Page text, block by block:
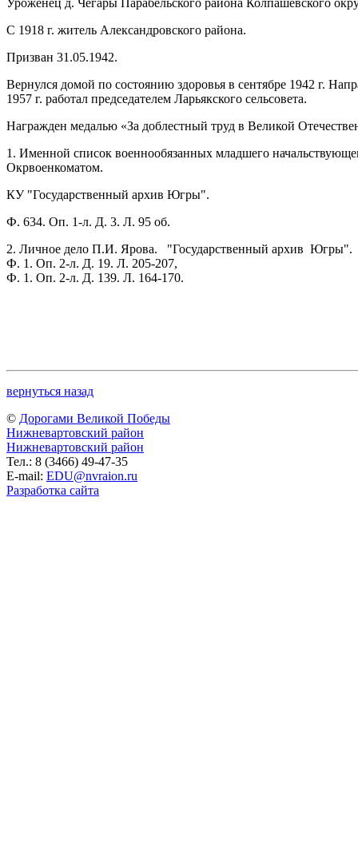
С 1918 г. житель Александровского района.
Призван 31.05.1942.
Вернулся домой по состоянию здоровья в сентябре 1942 г.
1957 г. работал председателем Ларьякского сельсовета.
Награжден медалью «За доблестный труд в Великой
1. Именной список военнообязанных младшего
Окрвоенкоматом.
КУ "Государственный архив Югры".
Ф. 634. Оп. 1-л. Д. 3. Л. 95 об.
2. Личное дело П.И. Ярова. "Государственный архив Югры".
Ф. 1. Оп. 2-л. Д. 19. Л. 205-207,
Ф. 1. Оп. 2-л. Д. 139. Л. 164-170.
вернуться назад
© Дорогами Великой Победы
Нижневартовский район
Нижневартовский район
Тел.: 8 (3466) 49-47-35
E-mail: EDU@nvraion.ru
Разработка сайта